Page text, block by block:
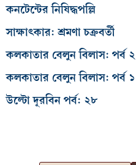
কনটেন্টের নিষিদ্ধপল্লি
সাক্ষাৎকার: শ্রমণা চক্রবর্তী
কলকাতার বেলুন বিলাস: পর্ব ২
কলকাতার বেলুন বিলাস: পর্ব ১
উল্টো দূরবিন পর্ব: ২৮